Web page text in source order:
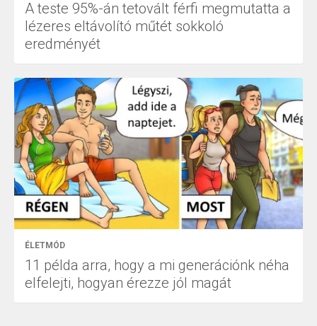
A teste 95%-án tetovált férfi megmutatta a
lézeres eltávolító műtét sokkoló
eredményét
ÉLETMÓD
11 példa arra, hogy a mi generációnk néha
elfelejti, hogyan érezze jól magát